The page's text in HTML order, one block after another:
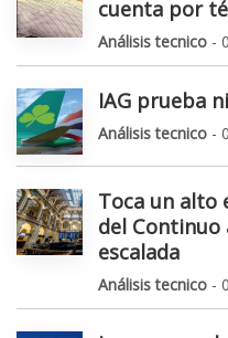
cuenta por
Análisis tecnico -
IAG prueba
Análisis tecnico -
Toca un alto
del Continuo
escalada
Análisis tecnico -